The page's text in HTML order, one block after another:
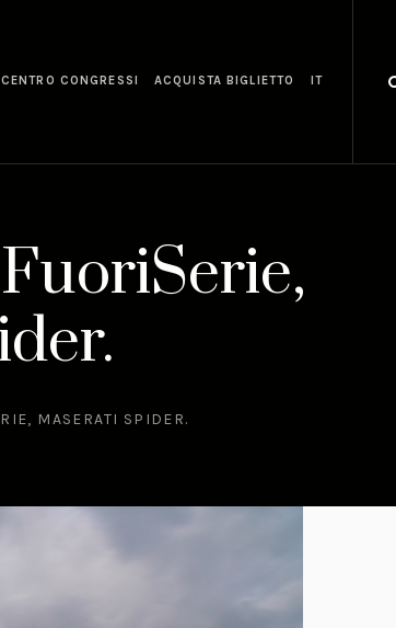
CENTRO CONGRESSI ACQUISTA BIGLIETTO IT
MASERATI SPIDER.